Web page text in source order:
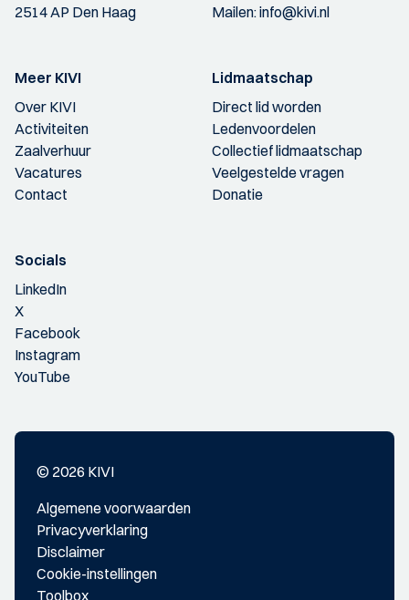
2514 AP Den Haag
Mailen:info@kivi.nl
Meer KIVI
Over KIVI
Activiteiten
Zaalverhuur
Vacatures
Contact
Lidmaatschap
Direct lid worden
Ledenvoordelen
Collectief lidmaatschap
Veelgestelde vragen
Donatie
Socials
LinkedIn
X
Facebook
Instagram
YouTube
© 2026 KIVI
Algemene voorwaarden
Privacyverklaring
Disclaimer
Cookie-instellingen
Toolbox